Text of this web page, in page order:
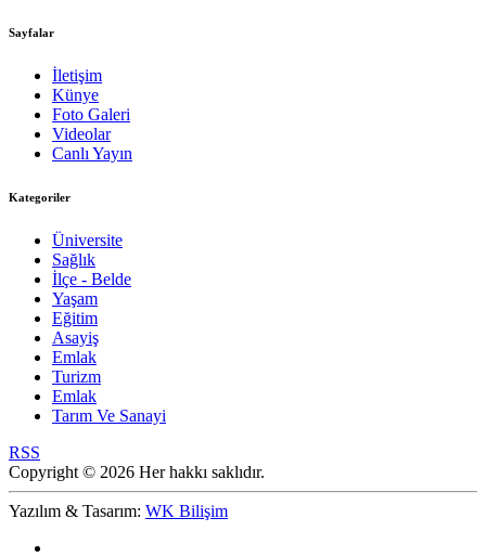
Sayfalar
İletişim
Künye
Foto Galeri
Videolar
Canlı Yayın
Kategoriler
Üniversite
Sağlık
İlçe - Belde
Yaşam
Eğitim
Asayiş
Emlak
Turizm
Emlak
Tarım Ve Sanayi
RSS
Copyright © 2026 Her hakkı saklıdır.
Yazılım & Tasarım: WK Bilişim